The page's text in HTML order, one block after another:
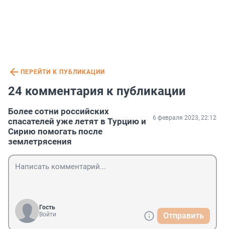
ПЕРЕЙТИ К ПУБЛИКАЦИИ
24 комментария к публикации
Более сотни российских
спасателей уже летят в Турцию и
Сирию помогать после
землетрясения
6 февраля 2023, 22:12
Гость
Войти
Отправить